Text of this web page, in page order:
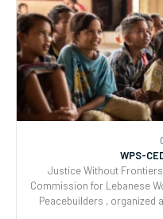
WPS-
Justice Without
Commission for Lebanese
Peacebuilders , organized
CEDAW General
Reporting and Joint